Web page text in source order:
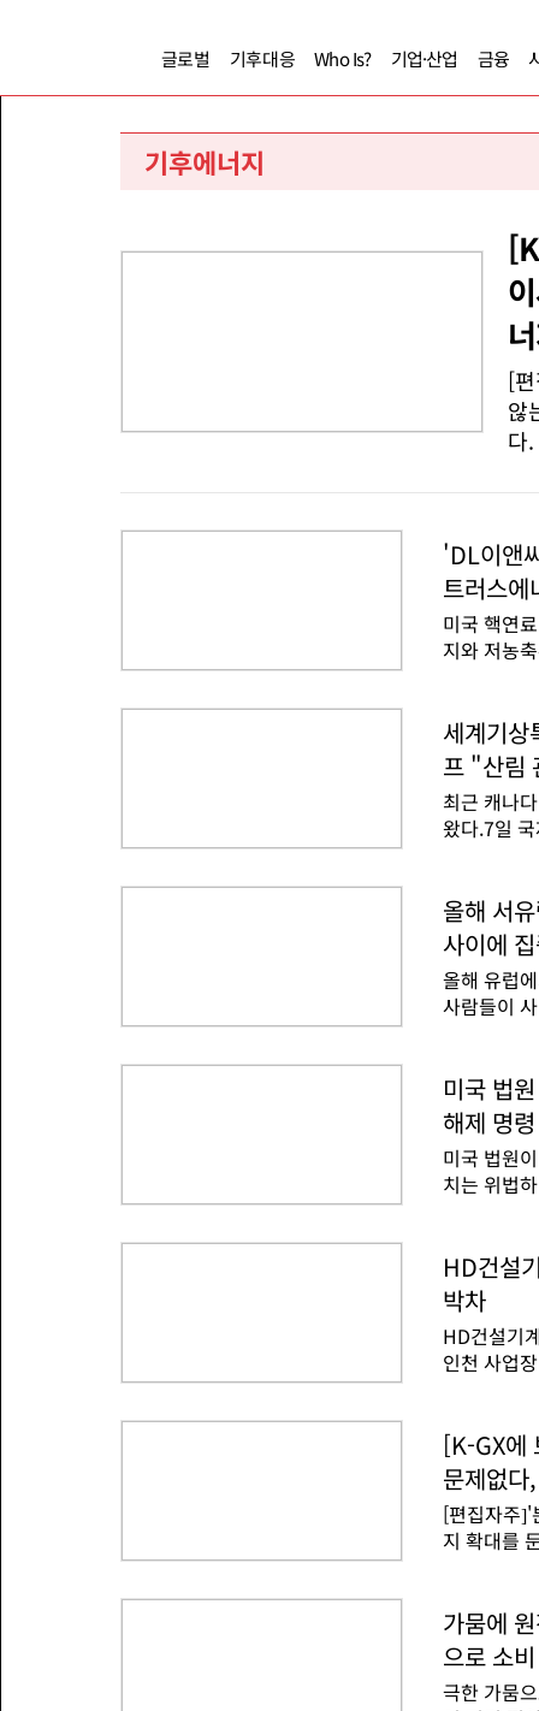
글로벌 기후대응 Who Is? 기업·산업 금융
기후에너지
[
않
다
관
'DL이앤
트러스에
미국 핵연
지와 저농
공사 계약
농축우라
결했다고
늄은 핵분
순도 저농
라 센트러
기 공장에
세계기
프 "산림
최근 캐나
왔다.7일
왕립기상
온실가스
해져 산불
주에서는
번, 온타리
기 때문에
이에 발생
생한 초대
혔다.
올해 서
사이에
올해 유럽
사람들이
됐다고 보
사망자 수
망자 수를
인구 규모
르면 올해
자를 크게
리 기온은
이터는 시
은 반영하
미국 법
해제 명
미국 법원
치는 위법
빈이 위협
중단했다.
서 풍력 프
한다. 연방
는데 국방
부가 에너
는 법적 체
정을 공포
따를지 취
제하
HD건설
박차
HD건설기
인천 사업
서 43.9%
2023년
지 RE100
업장에서
울산과 군
계 관계자
에 필요한
대해 2040
[K-GX에
문제없
[편집자주]'
지 확대를
기후 대응
력도충분
관련 분야
자세히 짚어본다. [K-GX에 보이는 미래 ①]
가뭄에
으로 소
극한 가뭄